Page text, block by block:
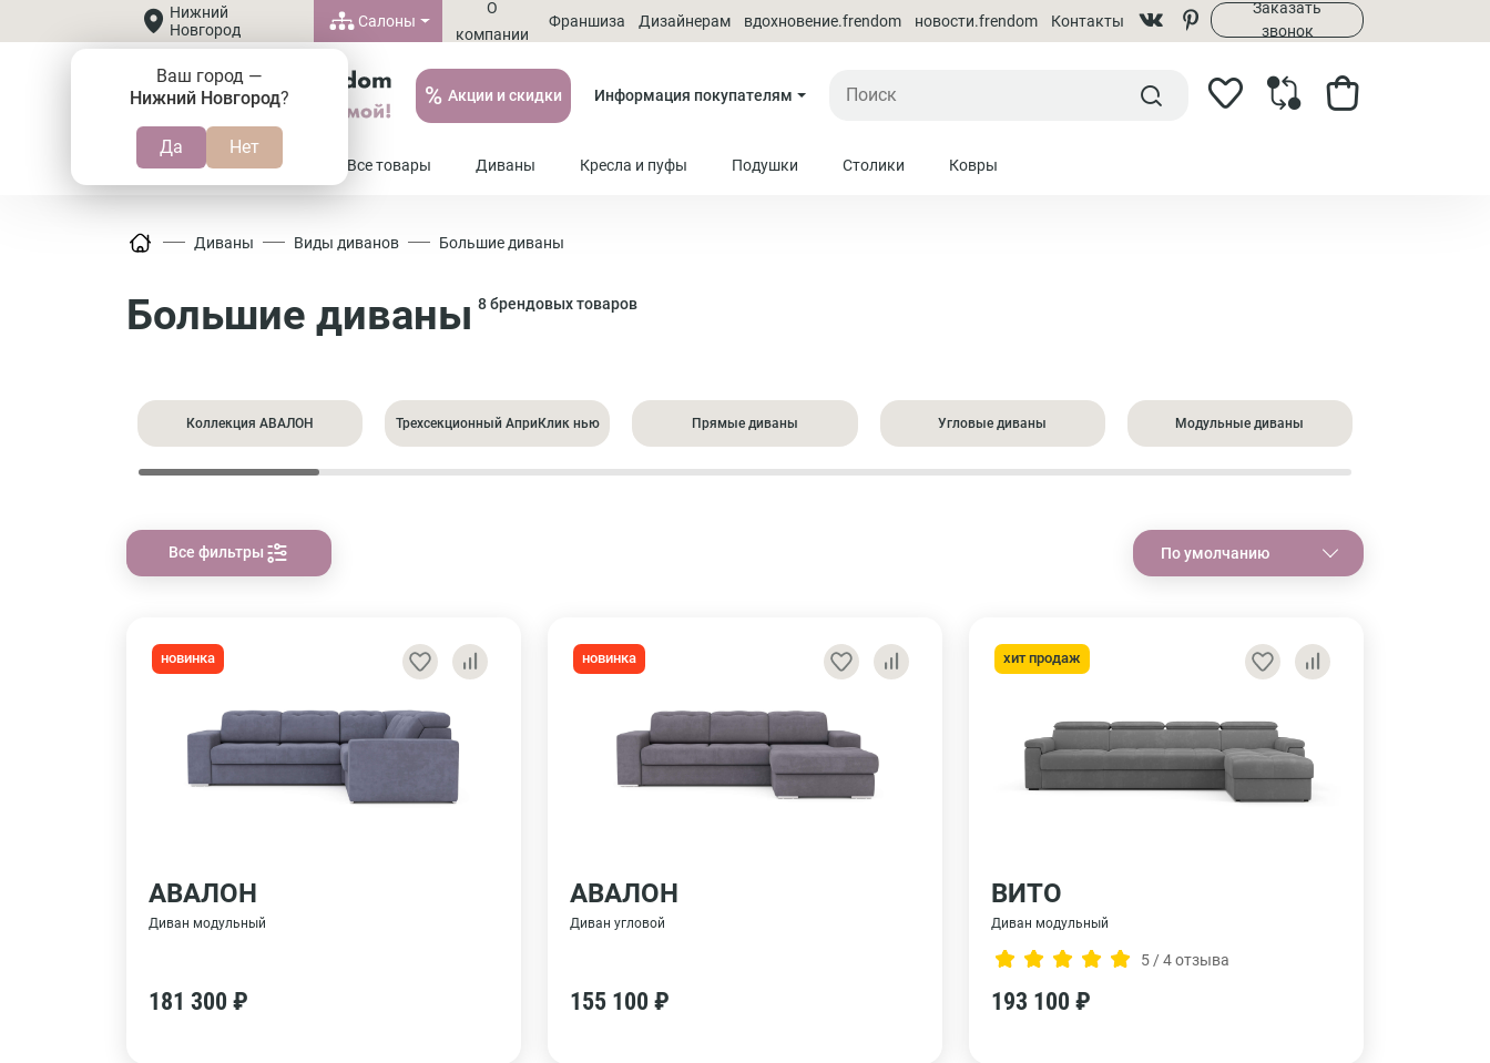
Нижний
Новгород
Ваш город —
Нижний Новгород?
Салоны
О
компании
Франшиза Дизайнерам вдохновение.frendom новости.frendom Контакты
Заказать
звонок
% Акции и скидки Информация покупателям
8 (800) 505-37-20 Все товары Диваны Кресла и пуфы Подушки Столики Ковры
Диваны Виды диванов Большие диваны
Большие диваны 8 брендовых товаров
Коллекция АВАЛОН Трехсекционный АприКлик нью Прямые диваны Угловые диваны Модульные диваны
Все фильтры По умолчанию
новинка
АВАЛОН
Диван модульный
181 300 ₽
новинка
АВАЛОН
Диван угловой
155 100 ₽
хит продаж
ВИТО
Диван модульный
5 / 4 отзыва
193 100 ₽